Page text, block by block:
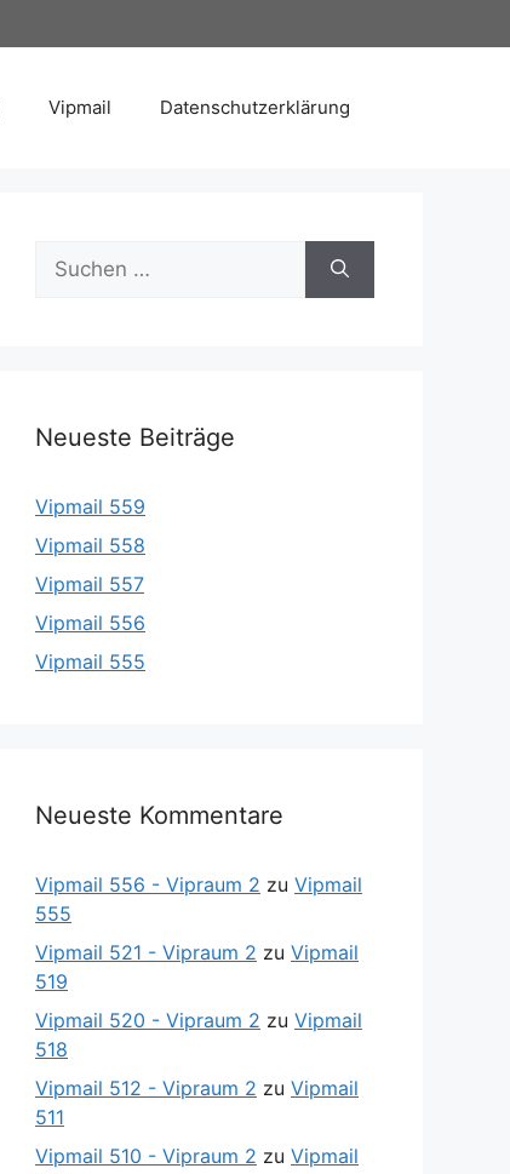
Vipmail Datenschutzerklärung
Suche
nach:
Neueste Beiträge
Vipmail 559
Vipmail 558
Vipmail 557
Vipmail 556
Vipmail 555
Neueste Kommentare
Vipmail 556 - Vipraum 2 zu Vipmail
555
Vipmail 521 - Vipraum 2 zu Vipmail
519
Vipmail 520 - Vipraum 2 zu Vipmail
518
Vipmail 512 - Vipraum 2 zu Vipmail
511
Vipmail 510 - Vipraum 2 zu Vipmail